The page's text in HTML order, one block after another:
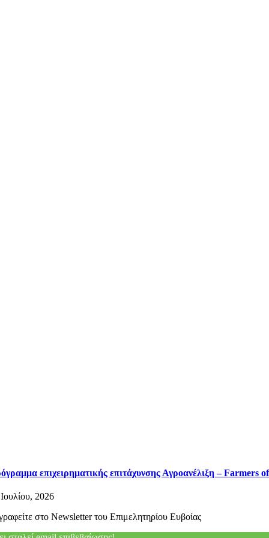
επιχειρηματικής επιτάχυνσης Αγροανέλιξη – Farmers
2026
στο Newsletter του Επιμελητηρίου Ευβοίας